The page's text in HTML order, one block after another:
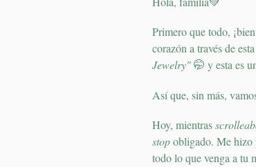
Primero que todo,
corazón a través de
Jewelry"🤭 y esta es
Así que, sin más,
Hoy, mientras
stopobligado. Me hizo
todo lo que venga a tu